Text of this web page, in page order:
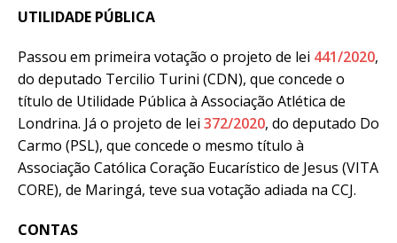
UTILIDADE PÚBLICA
Passou em primeira votação o projeto de lei 441/2020,
do deputado Tercilio Turini (CDN), que concede o
título de Utilidade Pública à Associação Atlética de
Londrina. Já o projeto de lei 372/2020, do deputado Do
Carmo (PSL), que concede o mesmo título à
Associação Católica Coração Eucarístico de Jesus (VITA
CORE), de Maringá, teve sua votação adiada na CCJ.
CONTAS